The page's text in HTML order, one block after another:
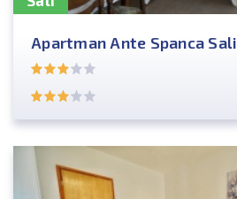
Apartman Ante Spanca Sali